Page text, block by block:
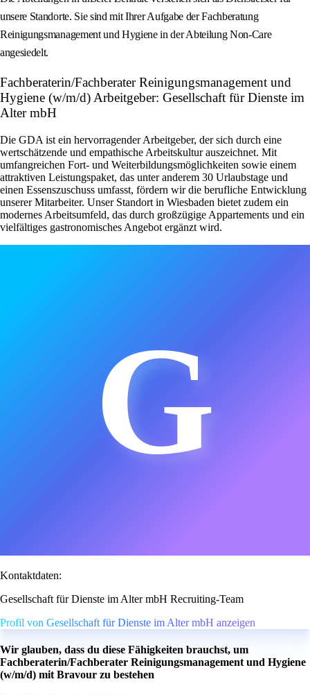
unsere Standorte. Sie sind mit Ihrer Aufgabe der Fachberatung
Reinigungsmanagement und Hygiene in der Abteilung Non-Care
angesiedelt.
Fachberaterin/Fachberater Reinigungsmanagement und
Hygiene (w/m/d) Arbeitgeber: Gesellschaft für Dienste im
Alter mbH
Die GDA ist ein hervorragender Arbeitgeber, der sich durch eine
wertschätzende und empathische Arbeitskultur auszeichnet. Mit
umfangreichen Fort- und Weiterbildungsmöglichkeiten sowie einem
attraktiven Leistungspaket, das unter anderem 30 Urlaubstage und
einen Essenszuschuss umfasst, fördern wir die berufliche Entwicklung
unserer Mitarbeiter. Unser Standort in Wiesbaden bietet zudem ein
modernes Arbeitsumfeld, das durch großzügige Appartements und ein
vielfältiges gastronomisches Angebot ergänzt wird.
G
Kontaktdaten:
Gesellschaft für Dienste im Alter mbH Recruiting-Team
Profil von Gesellschaft für Dienste im Alter mbH anzeigen
Wir glauben, dass du diese Fähigkeiten brauchst, um
Fachberaterin/Fachberater Reinigungsmanagement und Hygiene
(w/m/d) mit Bravour zu bestehen